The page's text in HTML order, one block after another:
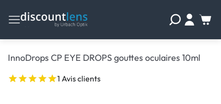
InnoDrops CP EYE DROPS gouttes oculaires 10ml
1 Avis clients